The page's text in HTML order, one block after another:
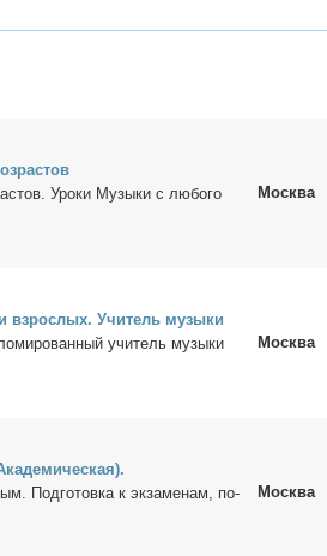
Уро­ки Му­зы­ки с лю­бо­го
Москва
взрос­лых. Учи­тель му­зы­ки
учи­тель му­зы­ки
Москва
Под­го­тов­ка к эк­за­ме­нам, по­
Москва